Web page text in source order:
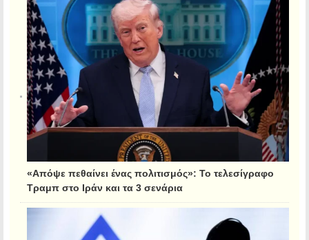
«Απόψε πεθαίνει ένας πολιτισμός»: Το τελεσίγραφο
Τραμπ στο Ιράν και τα 3 σενάρια